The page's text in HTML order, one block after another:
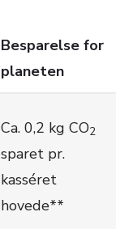
Besparelse for
planeten
Ca. 0,2 kg CO2
sparet pr.
kasséret
hovede**